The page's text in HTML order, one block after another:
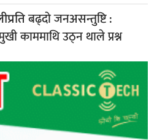
बढ्दो जनअसन्तुष्टि :
काममाथि उठ्न थाले प्रश्न